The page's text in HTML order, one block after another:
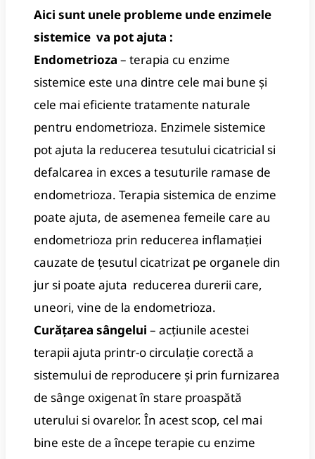
Aici sunt unele probleme unde enzimele
sistemice va pot ajuta :
Endometrioza – terapia cu enzime
sistemice este una dintre cele mai bune și
cele mai eficiente tratamente naturale
pentru endometrioza. Enzimele sistemice
pot ajuta la reducerea tesutului cicatricial si
defalcarea in exces a tesuturile ramase de
endometrioza. Terapia sistemica de enzime
poate ajuta, de asemenea femeile care au
endometrioza prin reducerea inflamației
cauzate de țesutul cicatrizat pe organele din
jur si poate ajuta reducerea durerii care,
uneori, vine de la endometrioza.
Curățarea sângelui – acțiunile acestei
terapii ajuta printr-o circulație corectă a
sistemului de reproducere și prin furnizarea
de sânge oxigenat în stare proaspătă
uterului si ovarelor. În acest scop, cel mai
bine este de a începe terapie cu enzime